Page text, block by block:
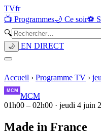
TVfr
📺 Programmes🌙 Ce soir⚽
🔍
🌙 EN DIRECT
Accueil › Programme TV ›
MCM
01h00 – 02h00 · jeudi 4 juin
Made in France